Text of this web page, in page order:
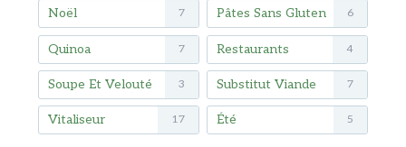
Noël 7 Pâtes Sans Gluten 6
Quinoa 7 Restaurants 4
Soupe Et Velouté 3 Substitut Viande 7
Vitaliseur 17 Été 5